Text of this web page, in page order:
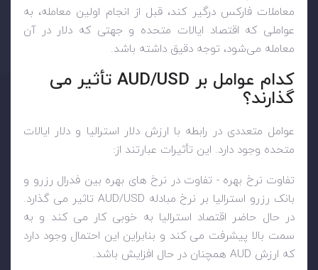
معاملات فارکس درگیر کند، قبل از انجام اولین معامله، به
عواملی که اقتصاد ایالات متحده و جهتی که دلار در آن
معامله می‌شود، توجه دقیق داشته باشد.
کدام عوامل بر AUD/USD تأثیر می
گذارند؟
عوامل متعددی در رابطه با ارزش دلار استرالیا و دلار ایالات
متحده وجود دارد. این تأثیرات عبارتند از:
تفاوت نرخ بهره - تفاوت در نرخ های بهره بین فدرال رزرو و
بانک رزرو استرالیا بر نرخ مبادله AUD/USD تاثیر می گذارد.
در حال حاضر اقتصاد استرالیا به خوبی کار می کند و به
سمت بالا پیشرفت می کند و بنابراین این احتمال وجود دارد
که ارزش AUD همچنان در حال افزایش باشد.